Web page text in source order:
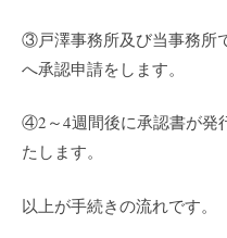
③戸澤事務所及び当事務所
へ承認申請をします。
④2～4週間後に承認書が発
たします。
以上が手続きの流れです。